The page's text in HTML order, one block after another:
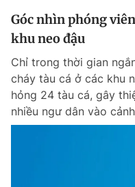
Thông tin tòa soạn
Đọc Thanh Niên trên
Góc nhìn phóng
khu neo đậu
Chỉ trong thời gian
cháy tàu cá ở các khu
hỏng 24 tàu cá, gây
nhiều ngư dân vào